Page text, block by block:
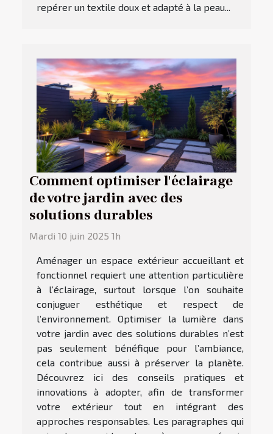
repérer un textile doux et adapté à la peau...
Comment optimiser l'éclairage
de votre jardin avec des
solutions durables
Mardi 10 juin 2025 1h
Aménager un espace extérieur accueillant et
fonctionnel requiert une attention particulière
à l’éclairage, surtout lorsque l’on souhaite
conjuguer esthétique et respect de
l’environnement. Optimiser la lumière dans
votre jardin avec des solutions durables n’est
pas seulement bénéfique pour l’ambiance,
cela contribue aussi à préserver la planète.
Découvrez ici des conseils pratiques et
innovations à adopter, afin de transformer
votre extérieur tout en intégrant des
approches responsables. Les paragraphes qui